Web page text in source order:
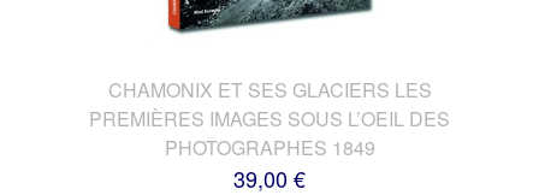
CHAMONIX ET SES GLACIERS LES
PREMIÈRES IMAGES SOUS L’OEIL DES
PHOTOGRAPHES 1849
39,00 €